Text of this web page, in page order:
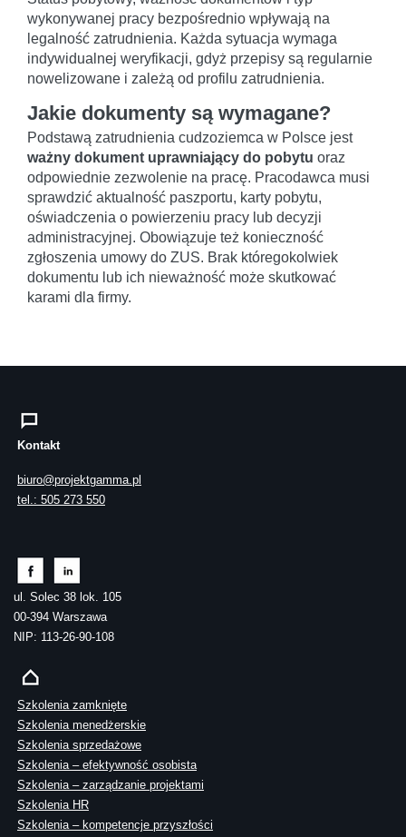
wykonywanej pracy bezpośrednio wpływają na
legalność zatrudnienia. Każda sytuacja wymaga
indywidualnej weryfikacji, gdyż przepisy są regularnie
nowelizowane i zależą od profilu zatrudnienia.
Jakie dokumenty są wymagane?
Podstawą zatrudnienia cudzoziemca w Polsce jest
ważny dokument uprawniający do pobytu oraz
odpowiednie zezwolenie na pracę. Pracodawca musi
sprawdzić aktualność paszportu, karty pobytu,
oświadczenia o powierzeniu pracy lub decyzji
administracyjnej. Obowiązuje też konieczność
zgłoszenia umowy do ZUS. Brak któregokolwiek
dokumentu lub ich nieważność może skutkować
karami dla firmy.
Kontakt
biuro@projektgamma.pl
tel.: 505 273 550
ul. Solec 38 lok. 105
00-394 Warszawa
NIP: 113-26-90-108
Szkolenia zamknięte
Szkolenia menedżerskie
Szkolenia sprzedażowe
Szkolenia – efektywność osobista
Szkolenia – zarządzanie projektami
Szkolenia HR
Szkolenia – kompetencje przyszłości